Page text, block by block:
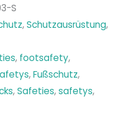
S
,Schutzausrüstung,
, footsafety,
,Fußschutz,
,Safeties,safetys,